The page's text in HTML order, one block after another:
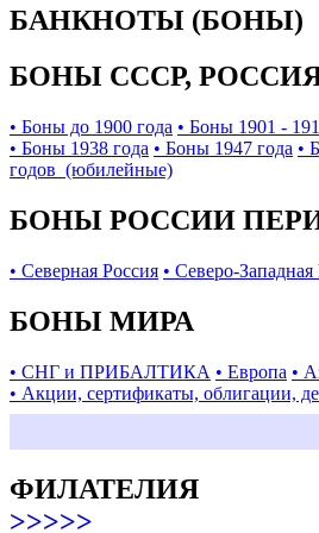
БАНКНОТЫ (БОНЫ)
БОНЫ СССР,
• Боны до 1900 года • Боны 1901 -
• Боны 1938 года • Боны 1947 года •
годов (юбилейные)
БОНЫ РОССИИ
• Северная Россия • Северо-Западная
БОНЫ МИРА
• СНГ и ПРИБАЛТИКА • Европа •
• Акции, сертификаты, облигации,
ФИЛАТЕЛИЯ
>>>>>